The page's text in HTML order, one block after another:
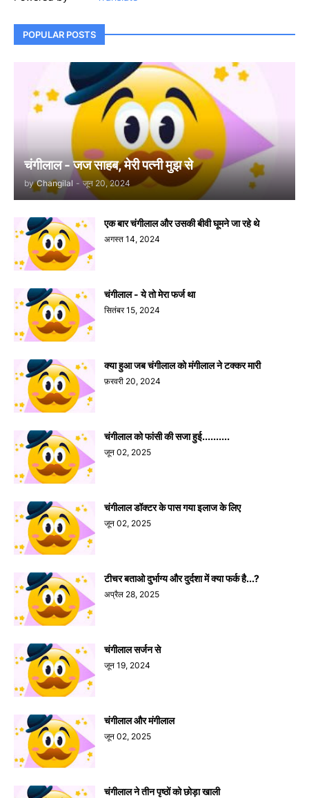
POPULAR POSTS
चंगीलाल - जज साहब, मेरी पत्नी मुझ से
by Changilal - जून 20, 2024
एक बार चंगीलाल और उसकी बीवी घूमने जा रहे थे
अगस्त 14, 2024
चंगीलाल - ये तो मेरा फर्ज था
सितंबर 15, 2024
क्या हुआ जब चंगीलाल को मंगीलाल ने टक्कर मारी
फ़रवरी 20, 2024
चंगीलाल को फांसी की सजा हुई..........
जून 02, 2025
चंगीलाल डॉक्टर के पास गया इलाज के लिए
जून 02, 2025
टीचर बताओ दुर्भाग्य और दुर्दशा में क्या फर्क है...?
अप्रैल 28, 2025
चंगीलाल सर्जन से
जून 19, 2024
चंगीलाल और मंगीलाल
जून 02, 2025
चंगीलाल ने तीन पृष्ठों को छोड़ा खाली